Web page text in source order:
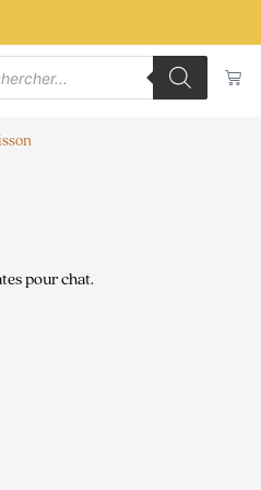
pour chat.